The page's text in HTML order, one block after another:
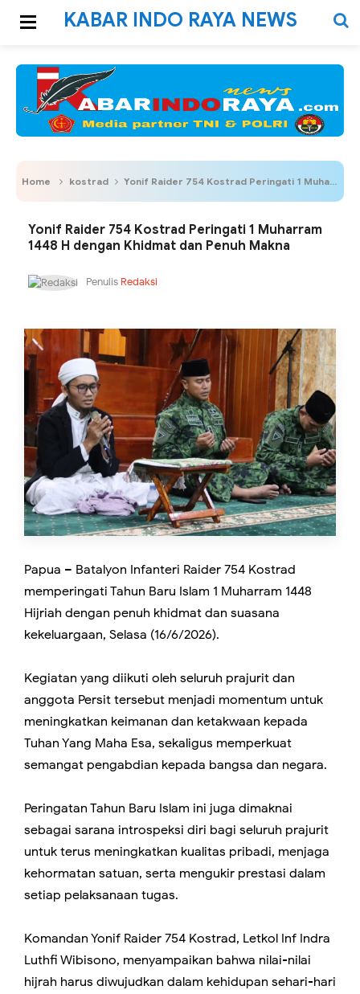
KABAR INDO RAYA NEWS
Home kostrad Yonif Raider 754 Kostrad Peringati 1 Muharram 1448 H dengan Khidmat dan Penuh Makna
Yonif Raider 754 Kostrad Peringati 1 Muharram
1448 H dengan Khidmat dan Penuh Makna
Penulis Redaksi
Papua – Batalyon Infanteri Raider 754 Kostrad
memperingati Tahun Baru Islam 1 Muharram 1448
Hijriah dengan penuh khidmat dan suasana
kekeluargaan, Selasa (16/6/2026).
Kegiatan yang diikuti oleh seluruh prajurit dan
anggota Persit tersebut menjadi momentum untuk
meningkatkan keimanan dan ketakwaan kepada
Tuhan Yang Maha Esa, sekaligus memperkuat
semangat pengabdian kepada bangsa dan negara.
Peringatan Tahun Baru Islam ini juga dimaknai
sebagai sarana introspeksi diri bagi seluruh prajurit
untuk terus meningkatkan kualitas pribadi, menjaga
kehormatan satuan, serta mengukir prestasi dalam
setiap pelaksanaan tugas.
Komandan Yonif Raider 754 Kostrad, Letkol Inf Indra
Luthfi Wibisono, menyampaikan bahwa nilai-nilai
hijrah harus diwujudkan dalam kehidupan sehari-hari